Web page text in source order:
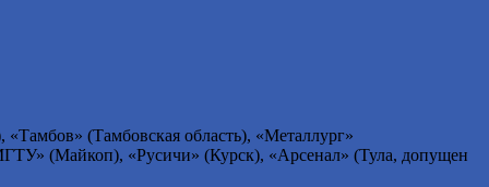
(Тамбовская область), «Металлург»
(Майкоп), «Русичи» (Курск), «Арсенал» (Тула, допущен